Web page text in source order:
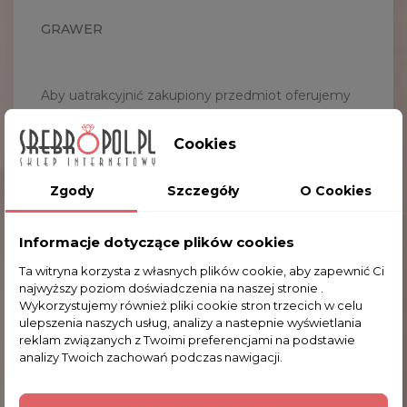
GRAWER
Aby uatrakcyjnić zakupiony przedmiot oferujemy
dziecka. Sama ramka na zdjęcia na pewno będzie
trafionym prezentem, a indywidualny grawer
sprawi, że stanie się pamiątką na długie lata.
Wykonany grawer jest trwały i nieusuwalny co
czyni taki przedmiot niepowtarzalnym.
Aby zamówić tą usługę proszę zaznaczyć poniżej
opcję grawerowania na przedmiocie, wpisać tekst
grawerowania oraz wybrać czcionkę, która ma
zostać użyta do jego wykonania.
Dodatkowo możemy przygotować dla Państwa
Cookies
Zgody Szczegóły O Cookies
Informacje dotyczące plików cookies
Ta witryna korzysta z własnych plików cookie, aby zapewnić Ci
najwyższy poziom doświadczenia na naszej stronie .
Wykorzystujemy również pliki cookie stron trzecich w celu
ulepszenia naszych usług, analizy a nastepnie wyświetlania
reklam związanych z Twoimi preferencjami na podstawie
analizy Twoich zachowań podczas nawigacji.